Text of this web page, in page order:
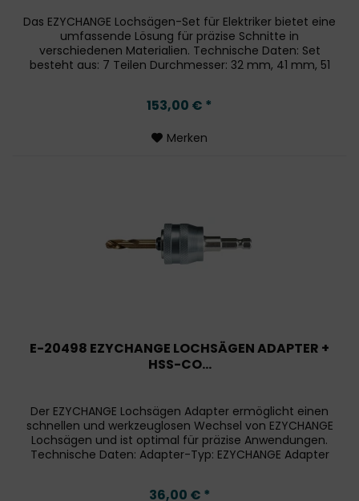
Das EZYCHANGE Lochsägen-Set für Elektriker bietet eine
umfassende Lösung für präzise Schnitte in
verschiedenen Materialien. Technische Daten: Set
besteht aus: 7 Teilen Durchmesser: 32 mm, 41 mm, 51
153,00 € *
Merken
E-20498 EZYCHANGE LOCHSÄGEN ADAPTER +
HSS-CO...
Der EZYCHANGE Lochsägen Adapter ermöglicht einen
schnellen und werkzeuglosen Wechsel von EZYCHANGE
Lochsägen und ist optimal für präzise Anwendungen.
Technische Daten: Adapter-Typ: EZYCHANGE Adapter
36,00 € *